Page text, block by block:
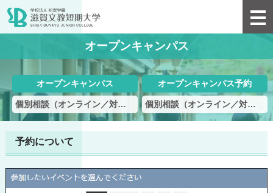
オープンキャンパス
オープンキャンパス オープンキャンパス予約
個別相談（オンライン／対面） 個別相談（オンライン／対面）予約
予約について